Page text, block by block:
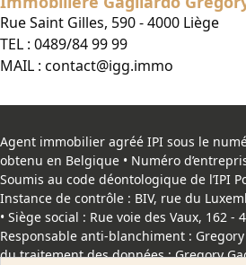
Rue Saint Gilles, 590 - 4000 Liège
TEL : 0489/84 99 99
MAIL : contact@igg.immo
Agent immobilier agréé IPI sous le
obtenu en Belgique • Numéro
Soumis au code déontologique de l’IPI
Instance de contrôle : BIV, rue du
• Siège social : Rue voie des Vaux, 162 -
Responsable anti-blanchiment :
du traitement des données : Gregory